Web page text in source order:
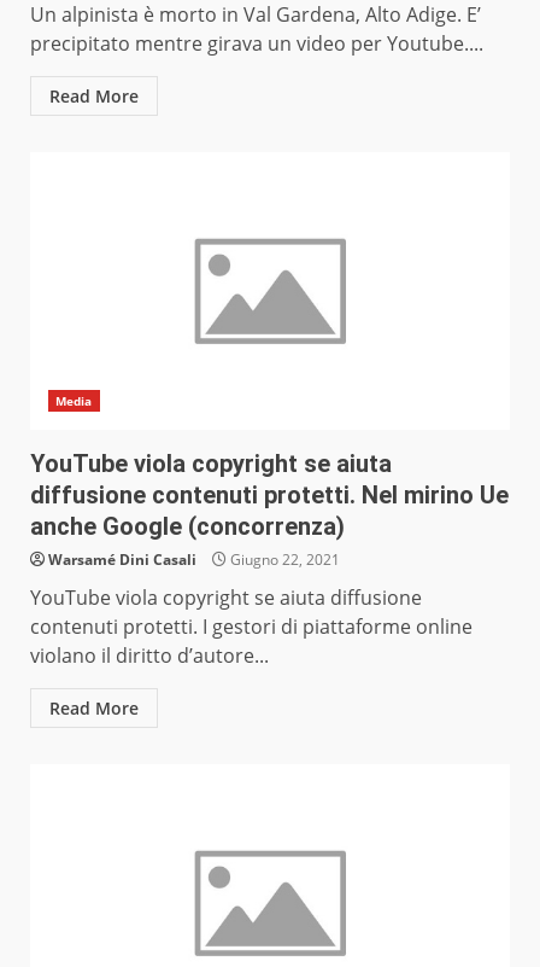
Un alpinista è morto in Val Gardena, Alto Adige. E’
precipitato mentre girava un video per Youtube....
Read More
Media
YouTube viola copyright se aiuta
diffusione contenuti protetti. Nel mirino Ue
anche Google (concorrenza)
Warsamé Dini Casali Giugno 22, 2021
YouTube viola copyright se aiuta diffusione
contenuti protetti. I gestori di piattaforme online
violano il diritto d’autore...
Read More